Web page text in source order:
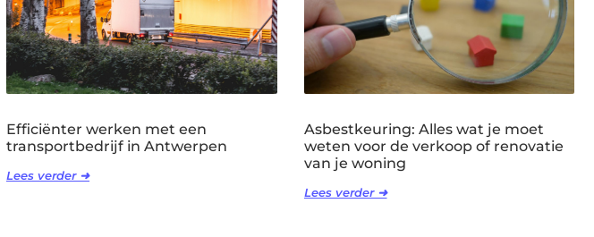
Efficiënter werken met een
transportbedrijf in Antwerpen
Lees verder ➜
Asbestkeuring: Alles wat je moet
weten voor de verkoop of renovatie
van je woning
Lees verder ➜